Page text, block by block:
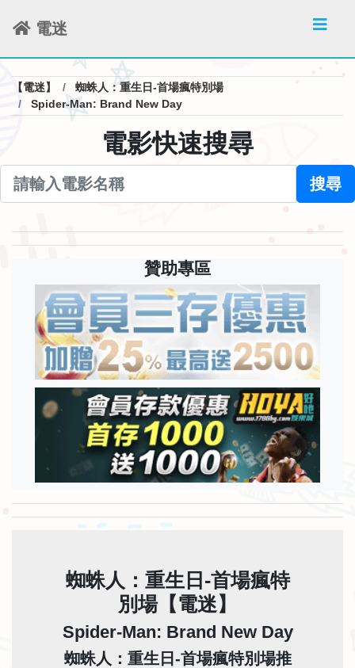
電迷
【電迷】
蜘蛛人：重生日-首場瘋特別場
Spider-Man: Brand New Day
電影快速搜尋
搜尋
贊助專區
蜘蛛人：重生日-首場瘋特
別場【電迷】
Spider-Man: Brand New Day
蜘蛛人：重生日-首場瘋特別場推